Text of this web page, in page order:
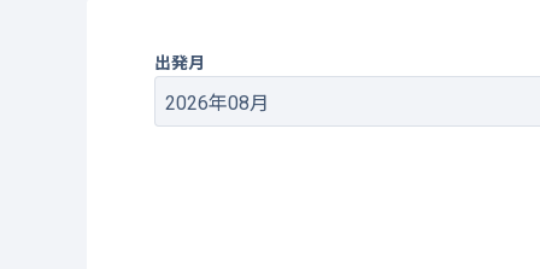
出発月